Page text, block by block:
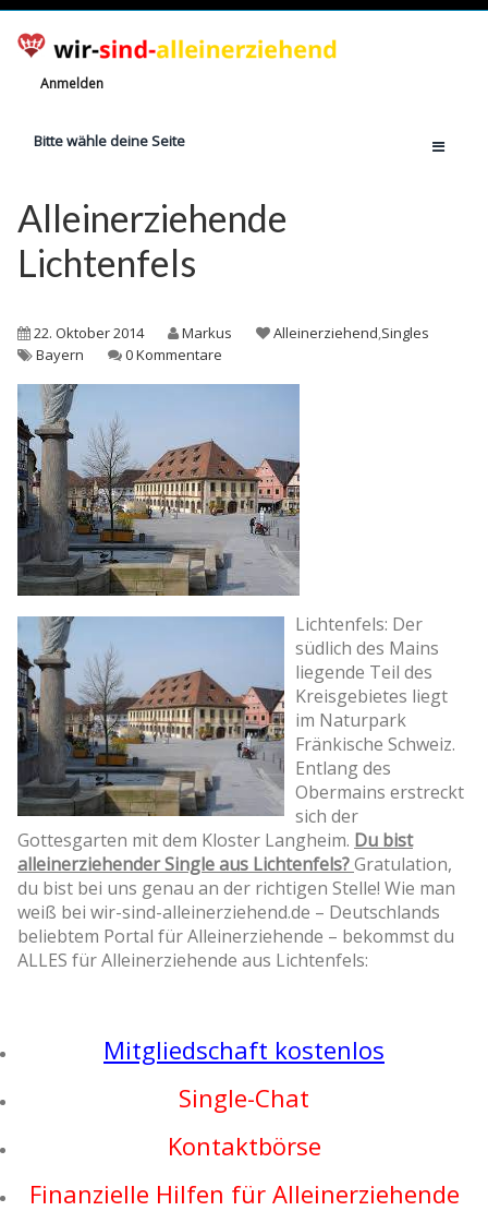
Anmelden
Bitte wähle deine Seite
Jetzt registrieren!
Ratgeber
Finanzielle Hilfe
Witze
Wissen
Rechte
Alleinerziehende
Lichtenfels
22. Oktober 2014 Markus Alleinerziehend,Singles
Bayern
0 Kommentare
Lichtenfels: Der
südlich des Mains
liegende Teil des
Kreisgebietes liegt
im Naturpark
Fränkische Schweiz.
Entlang des
Obermains erstreckt
sich der
Gottesgarten mit dem Kloster Langheim. Du bist
alleinerziehender Single aus Lichtenfels?Gratulation,
du bist bei uns genau an der richtigen Stelle! Wie man
weiß bei wir-sind-alleinerziehend.de – Deutschlands
beliebtem Portal für Alleinerziehende – bekommst du
ALLES für Alleinerziehende aus Lichtenfels:
Mitgliedschaft kostenlos
Single-Chat
Kontaktbörse
Finanzielle Hilfen für Alleinerziehende